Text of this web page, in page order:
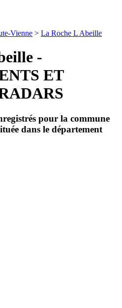
Vienne > La Roche L Abeille
-
ET
pour la commune
dans le département